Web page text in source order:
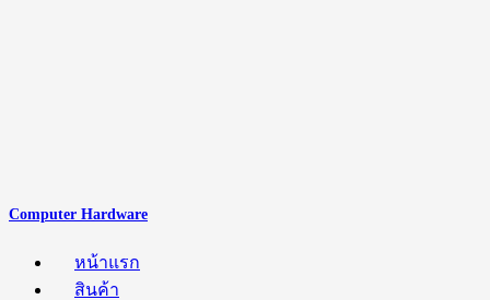
Computer Hardware
หน้าแรก
สินค้า